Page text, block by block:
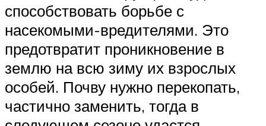
способствовать борьбе с
насекомыми-вредителями. Это
предотвратит проникновение в
землю на всю зиму их взрослых
особей. Почву нужно перекопать,
частично заменить, тогда в